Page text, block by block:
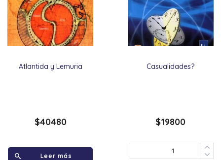
Atlantida y Lemuria
$40480
Leer más
Casualidades?
$19800